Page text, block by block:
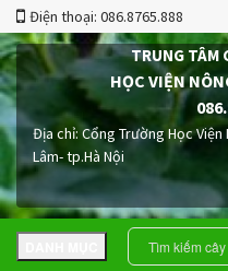
Điện thoại: 086.8765.888
TRUNG TÂM
HỌC VIỆN
Địa chỉ: Cổng Trường Học Viện
Lâm- tp.Hà Nội